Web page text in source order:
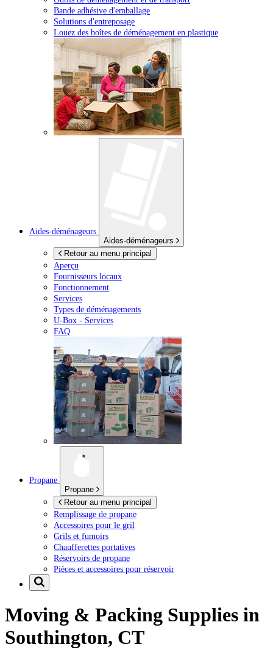
Bande adhésive d'emballage
Solutions d'entreposage
Louez des boîtes de déménagement en plastique
Aides-déménageurs
Aides-déménageurs
Retour au menu principal
Aperçu
Fournisseurs locaux
Fonctionnement
Services
Types de déménagements
U-Box - Services
FAQ
Propane
Propane
Retour au menu principal
Remplissage de propane
Accessoires pour le gril
Grils et fumoirs
Chaufferettes portatives
Réservoirs de propane
Pièces et accessoires pour réservoir
Moving & Packing Supplies in
Southington, CT